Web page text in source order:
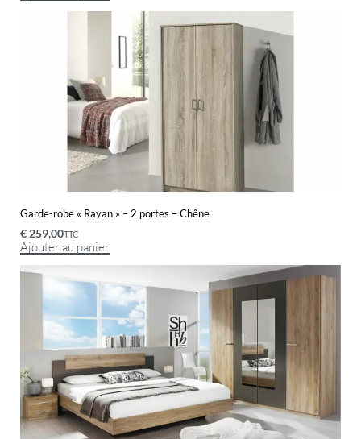
Garde-robe « Rayan » – 2 portes – Chêne
€ 259,00TTC
Ajouter au panier